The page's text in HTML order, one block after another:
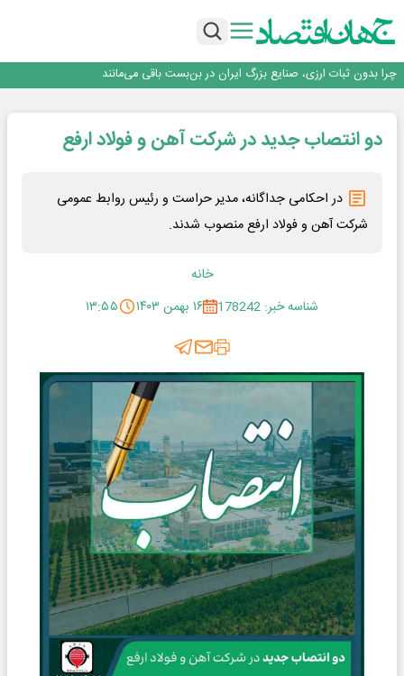
روزنامه ۱۷ مرداد
چرا بدون ثبات ارزی، صنایع بزرگ ایران در بن‌بست باقی می‌مانند
روزنامه ۱۷ مرداد
افزایش قیمت بلیت اتوبوس فصلی شد؟
دو انتصاب جدید در شرکت آهن و فولاد ارفع
در احکامی جداگانه، مدیر حراست و رئیس روابط عمومی
شرکت آهن و فولاد ارفع منصوب شدند.
خانه
شناسه خبر: 178242
۱۶ بهمن ۱۴۰۳ ۱۳:۵۵